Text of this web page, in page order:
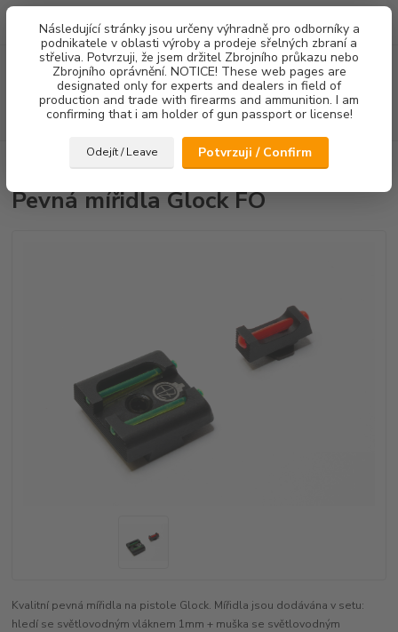
Následující stránky jsou určeny výhradně pro odborníky a
podnikatele v oblasti výroby a prodeje sřelných zbraní a
střeliva. Potvrzuji, že jsem držitel Zbrojního průkazu nebo
Zbrojního oprávnění. NOTICE! These web pages are
designated only for experts and dealers in field of
production and trade with firearms and ammunition. I am
confirming that i am holder of gun passport or license!
Odejít / Leave Potvrzuji / Confirm
Menu
Hledat
za0,00 Kč
Pevná mířidla Glock FO
Pevná mířidla Glock FO
Kvalitní pevná mířidla na pistole Glock. Mířidla jsou dodávána v setu:
hledí se světlovodným vláknem 1mm + muška se světlovodným